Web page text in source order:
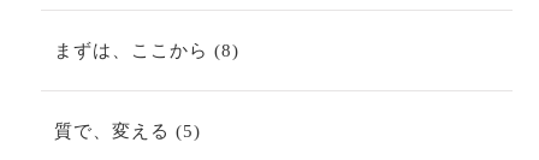
の
商
品
まずは、ここから 88
の
質で、変える 55